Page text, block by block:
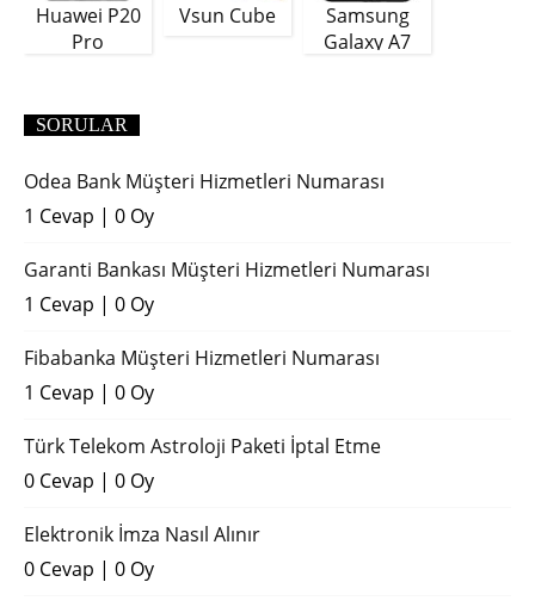
Huawei P20
Pro
Vsun Cube
Samsung
Galaxy A7
SORULAR
Odea Bank Müşteri Hizmetleri Numarası
1 Cevap | 0 Oy
Garanti Bankası Müşteri Hizmetleri Numarası
1 Cevap | 0 Oy
Fibabanka Müşteri Hizmetleri Numarası
1 Cevap | 0 Oy
Türk Telekom Astroloji Paketi İptal Etme
0 Cevap | 0 Oy
Elektronik İmza Nasıl Alınır
0 Cevap | 0 Oy